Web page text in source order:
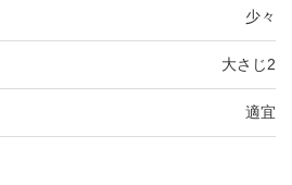
少々
大さじ2
適宜